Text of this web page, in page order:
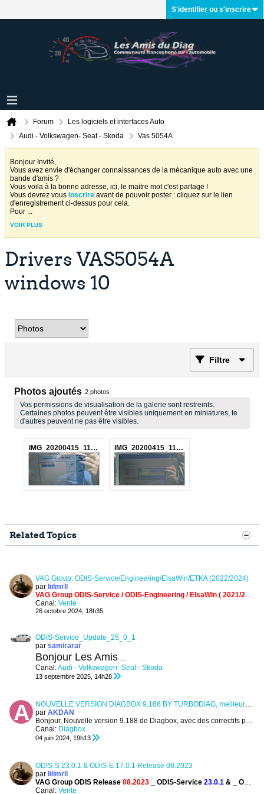
S'identifier ou s'inscrire
Forum
Les logiciels et interfaces Auto
Audi - Volkswagen- Seat - Skoda
Vas 5054A
Bonjour Invité,
Vous avez envie d'échanger connaissances de la mécanique auto avec une
bande d'amis ?
Vous voila à la bonne adresse, ici, le maitre mot c'est partage !
Vous devrez vous inscrire avant de pouvoir poster : cliquez sur le lien
d'enregistrement ci-dessus pour cela.
Pour ...
VOIR PLUS
Drivers VAS5054A
windows 10
Filtre
Photos ajoutés 2 photos
Vos permissions de visualisation de la galerie sont restreints.
Certaines photos peuvent être visibles uniquement en miniatures, te
d'autres peuvent ne pas être visibles.
IMG_20200415_112731.jpg IMG_20200415_112313.jpg
Related Topics
VAG Group: ODIS-Service/Engineering/ElsaWin/ETKA (2022/2024)
par liilmrll
VAG Group ODIS-Service / ODIS-Engineering / ElsaWin ( 2021/2025 )
Canal: Vente
26 octobre 2024, 18h35
ODIS-Service_Update_25_0_1
par samirarar
Bonjour Les Amis
Canal:Audi - Volkswagen- Seat - Skoda
13 septembre 2025, 14h28
NOUVELLE VERSİON DİAGBOX 9.188 BY TURBODIAG, meilleure fonctionnalité parmit DIAGBOX
par AKDAN
Bonjour, Nouvelle version 9.188 de Diagbox, avec des correctifs pour les personnes utilisant des systèmes complètement hors ligne....
Canal: Diagbox
04 juin 2024, 19h13
ODIS-S 23.0.1 & ODIS-E 17.0.1 Release 08.2023
par liilmrll
VAG Group ODIS Release 08.2023 _ ODIS-Service 23.0.1 &
_ ODIS-Engineering
Canal: Vente